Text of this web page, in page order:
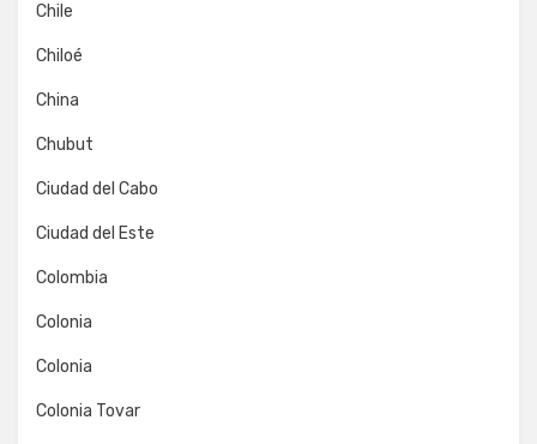
Chile
Chiloé
China
Chubut
Ciudad del Cabo
Ciudad del Este
Colombia
Colonia
Colonia
Colonia Tovar